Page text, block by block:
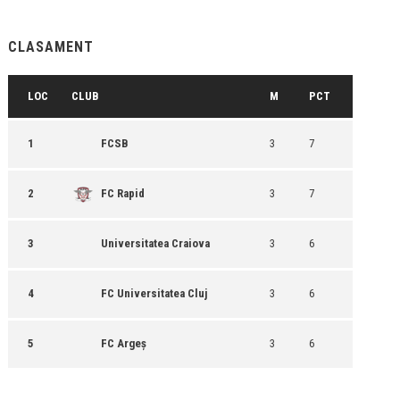
CLASAMENT
LOC CLUB M PCT
1 FCSB 3 7
2 FC Rapid 3 7
3 Universitatea Craiova 3 6
4 FC Universitatea Cluj 3 6
5 FC Argeș 3 6